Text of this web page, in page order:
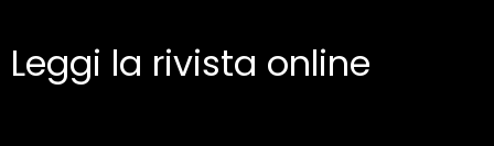
Leggi la rivista online